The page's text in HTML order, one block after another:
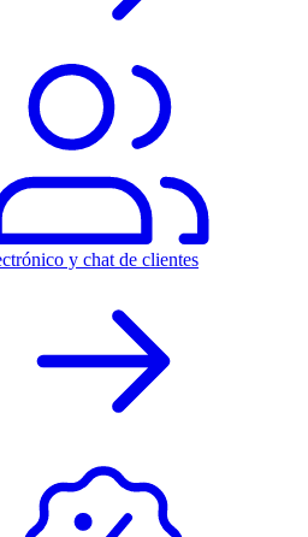
y chat de clientes